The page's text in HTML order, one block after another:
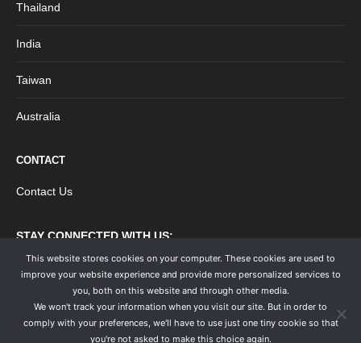
Thailand
India
Taiwan
Australia
CONTACT
Contact Us
STAY CONNECTED WITH US:
WISHPro by Ioniaga Pte Ltd © 2025. All rights reserved.
This website stores cookies on your computer. These cookies are used to
improve your website experience and provide more personalized services to
you, both on this website and through other media.
We won't track your information when you visit our site. But in order to
comply with your preferences, we'll have to use just one tiny cookie so that
you're not asked to make this choice again.